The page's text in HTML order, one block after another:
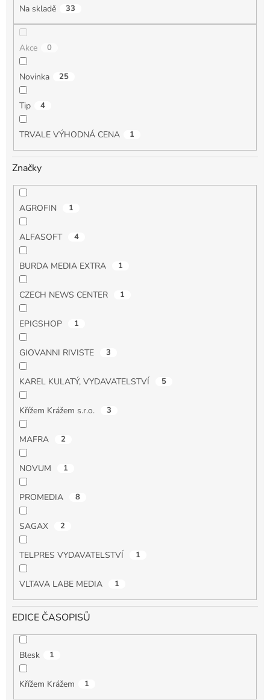
Na skladě 33
Akce 0
Novinka 25
Tip 4
TRVALE VÝHODNÁ CENA 1
Značky
AGROFIN 1
ALFASOFT 4
BURDA MEDIA EXTRA 1
CZECH NEWS CENTER 1
EPIGSHOP 1
GIOVANNI RIVISTE 3
KAREL KULATÝ, VYDAVATELSTVÍ 5
Křížem Krážem s.r.o. 3
MAFRA 2
NOVUM 1
PROMEDIA 8
SAGAX 2
TELPRES VYDAVATELSTVÍ 1
VLTAVA LABE MEDIA 1
EDICE ČASOPISŮ
Blesk 1
Křížem Krážem 1